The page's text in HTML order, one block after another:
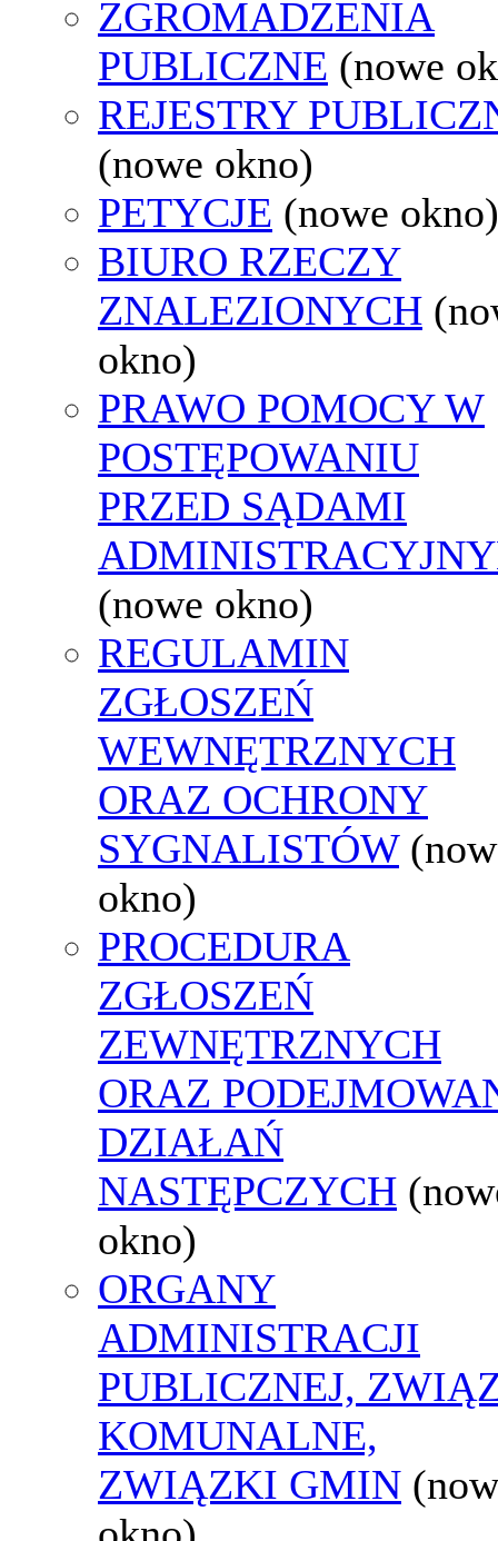
ZGROMADZENIA
PUBLICZNE (nowe
REJESTRY
(nowe okno)
PETYCJE (nowe okno)
BIURO RZECZY
ZNALEZIONYCH
okno)
PRAWO POMOCY W
POSTĘPOWANIU
PRZED SĄDAMI
(nowe okno)
REGULAMIN
ZGŁOSZEŃ
WEWNĘTRZNYCH
ORAZ OCHRONY
SYGNALISTÓW
okno)
PROCEDURA
ZGŁOSZEŃ
ZEWNĘTRZNYCH
ORAZ
DZIAŁAŃ
NASTĘPCZYCH
okno)
ORGANY
ADMINISTRACJI
PUBLICZNEJ,
KOMUNALNE,
ZWIĄZKI GMIN